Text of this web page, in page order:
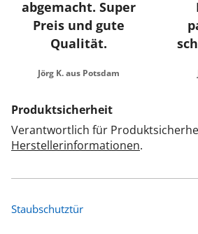
abgemacht. Super
Preis und gute
Qualität.
Jörg K. aus Potsdam
Produktsicherheit
Verantwortlich für
Herstellerinformationen.
Staubschutztür